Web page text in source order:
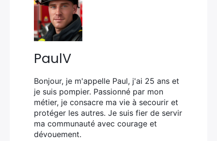
PaulV
Bonjour, je m'appelle Paul, j'ai 25 ans et
je suis pompier. Passionné par mon
métier, je consacre ma vie à secourir et
protéger les autres. Je suis fier de servir
ma communauté avec courage et
dévouement.